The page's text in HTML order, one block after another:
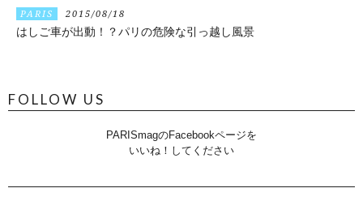
PARIS 2015/08/18
はしご車が出動！？パリの危険な引っ越し風景
FOLLOW US
PARISmagのFacebookページを
いいね！してください